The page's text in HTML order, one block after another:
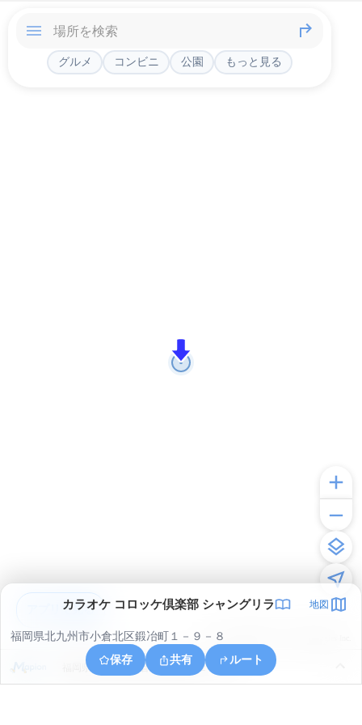
© ONE COMPATH © GeoTechnologies Inc.
グルメ コンビニ 公園 もっと見る
カラオケ コロッケ倶楽部 シャングリラ 地図
福岡県北九州市小倉北区鍛冶町１－９－８
保存
共有 ルート
福岡県北九州市小倉北区上富野２丁目３
アプリで見る